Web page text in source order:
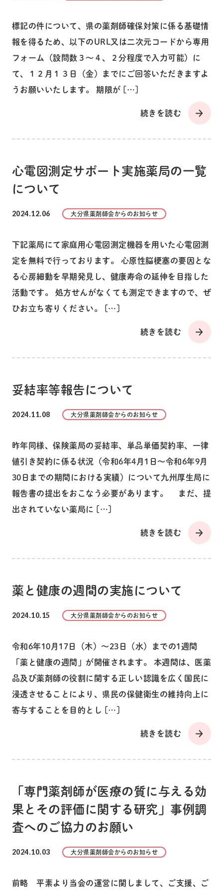
標記の件について、県の薬剤師確保対策に係る基礎情
報を得るため、以下のURL又は二次元コードから専用
フォーム（設問数３～４、２分程度で入力可能）に
て、１２月１３日（金）までにご回答いただきますよ
うお願いいたします。 期限が […]
続きを読む
心電図測定サポート実施薬局の一覧
について
2024.12.06 大分県薬剤師会からのお知らせ
下記薬局にて家庭用心電図測定機器を用いた心電図測
定を無料で行っております。 心原性脳梗塞の要因とな
る心房細動を早期発見し、健康寿命の延伸を目指した
活動です。 処方せんがなくても測定できますので、ぜ
ひお立ち寄りください。 […]
続きを読む
妥結率等報告について
2024.11.08 大分県薬剤師会からのお知らせ
昨年同様、保険薬局の妥結率、単品単価契約率、一律
値引き契約に係る状況（令和6年4月1日～令和6年9月
30日までの期間における実績）について九州厚生局に
報告書の提出をおこなう必要があります。 まだ、提
出されていない薬局に […]
続きを読む
薬と健康の週間の実施について
2024.10.15 大分県薬剤師会からのお知らせ
令和6年10月17日（木）～23日（水）までの1週間
「薬と健康の週間」が開催されます。 本週間は、医薬
品及び薬剤師の役割に関する正しい認識を広く国民に
浸透させることにより、県民の保健衛生の維持向上に
寄与することを目的とし […]
続きを読む
「専門薬剤師が医療の質に与える効
果とその評価に関する研究」事例調
査へのご協力のお願い
2024.10.03 大分県薬剤師会からのお知らせ
前略 平素より当会の運営に関しまして、ご支援、ご